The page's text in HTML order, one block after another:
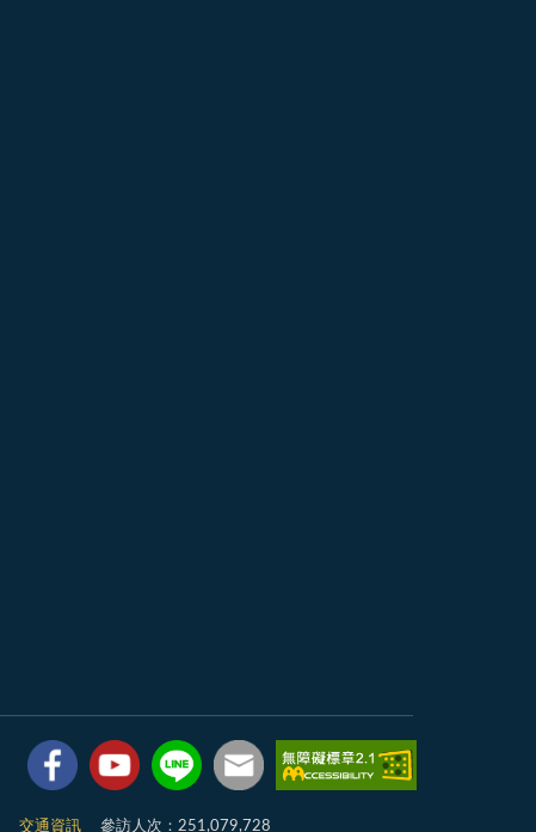
交通資訊 參訪人次：251,079,728